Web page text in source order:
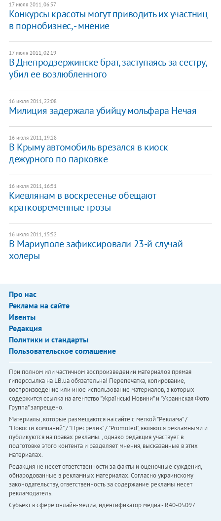
17 июля 2011, 06:57
Конкурсы красоты могут приводить их участниц
в порнобизнес, - мнение
17 июля 2011, 02:19
В Днепродзержинске брат, заступаясь за сестру,
убил ее возлюбленного
16 июля 2011, 22:08
Милиция задержала убийцу мольфара Нечая
16 июля 2011, 19:28
В Крыму автомобиль врезался в киоск
дежурного по парковке
16 июля 2011, 16:51
Киевлянам в воскресенье обещают
кратковременные грозы
16 июля 2011, 15:52
В Мариуполе зафиксировали 23-й случай
холеры
Про нас
Реклама на сайте
Ивенты
Редакция
Политики и стандарты
Пользовательское соглашение
При полном или частичном воспроизведении материалов прямая
гиперссылка на LB.ua обязательна! Перепечатка, копирование,
воспроизведение или иное использование материалов, в которых
содержится ссылка на агентство "Українськi Новини" и "Украинская Фото
Группа" запрещено.
Материалы, которые размещаются на сайте с меткой "Реклама" /
"Новости компаний" / "Пресрелиз" / "Promoted", являются рекламными и
публикуются на правах рекламы. , однако редакция участвует в
подготовке этого контента и разделяет мнения, высказанные в этих
материалах.
Редакция не несет ответственности за факты и оценочные суждения,
обнародованные в рекламных материалах. Согласно украинскому
законодательству, ответственность за содержание рекламы несет
рекламодатель.
Субъект в сфере онлайн-медиа; идентификатор медиа - R40-05097